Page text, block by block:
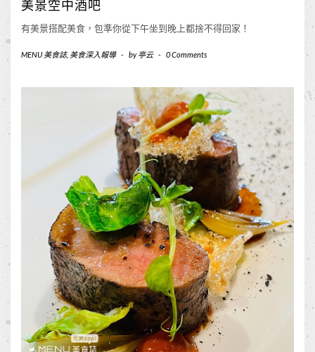
美景空中酒吧
有美景搭配美食，包準你從下午坐到晚上都捨不得回家！
MENU 美食誌, 美食深入報導 - by亭云 - 0 Comments